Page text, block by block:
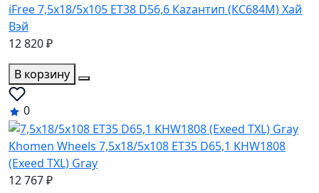
iFree 7,5x18/5x105 ET38 D56,6 Каzантип (КС684М) Хай
Вэй
12 820 ₽
В корзину
0
Khomen Wheels 7,5x18/5x108 ET35 D65,1 KHW1808
(Exeed TXL) Gray
12 767 ₽